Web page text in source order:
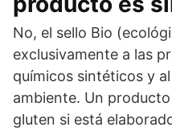
No, el sello Bio
exclusivamente a las
químicos sintéticos y
ambiente. Un
gluten si está